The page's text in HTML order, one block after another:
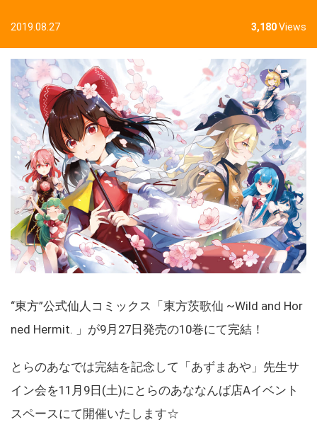
2019.08.27 3,180Views
“東方”公式仙人コミックス「東方茨歌仙 ~Wild and Hor
ned Hermit. 」が9月27日発売の10巻にて完結！
とらのあなでは完結を記念して「あずまあや」先生サ
イン会を11月9日(土)にとらのあななんば店Aイベント
スペースにて開催いたします☆